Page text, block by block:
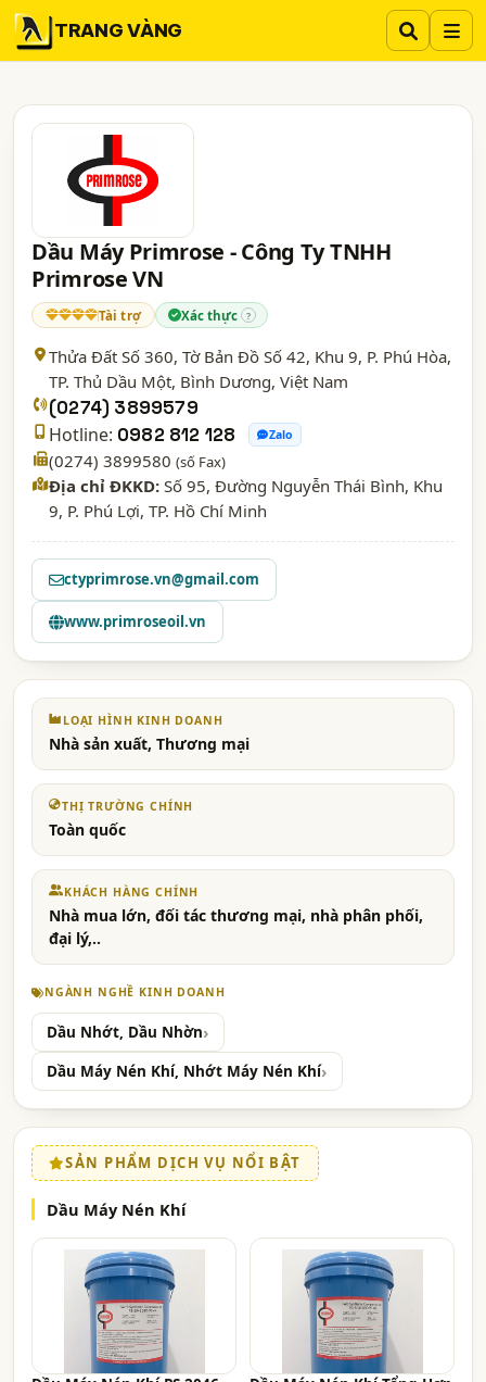
TRANG VÀNG
Dầu Máy Primrose - Công Ty TNHH
Primrose VN
Tài trợ Xác thực ?
Thửa Đất Số 360, Tờ Bản Đồ Số 42, Khu 9, P. Phú Hòa,
TP. Thủ Dầu Một, Bình Dương, Việt Nam
(0274) 3899579
Hotline: 0982 812 128 Zalo
(0274) 3899580 (số Fax)
Địa chỉ ĐKKD: Số 95, Đường Nguyễn Thái Bình, Khu
9, P. Phú Lợi, TP. Hồ Chí Minh
ctyprimrose.vn@gmail.com
www.primroseoil.vn
LOẠI HÌNH KINH DOANH
Nhà sản xuất, Thương mại
THỊ TRƯỜNG CHÍNH
Toàn quốc
KHÁCH HÀNG CHÍNH
Nhà mua lớn, đối tác thương mại, nhà phân phối,
đại lý,..
NGÀNH NGHỀ KINH DOANH
Dầu Nhớt, Dầu Nhờn
Dầu Máy Nén Khí, Nhớt Máy Nén Khí
SẢN PHẨM DỊCH VỤ NỔI BẬT
Dầu Máy Nén Khí